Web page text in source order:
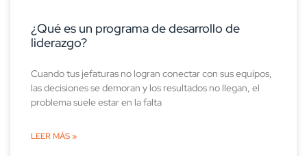
¿Qué es un programa de desarrollo de
liderazgo?
Cuando tus jefaturas no logran conectar con sus equipos,
las decisiones se demoran y los resultados no llegan, el
problema suele estar en la falta
LEER MÁS »